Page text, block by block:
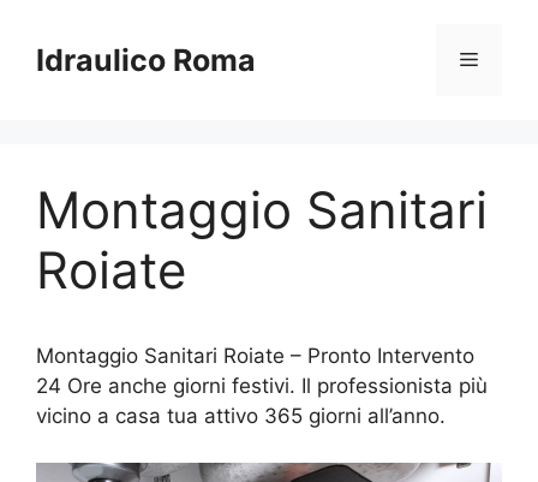
contenuto
Idraulico Roma Menu
Montaggio Sanitari
Roiate
Montaggio Sanitari Roiate – Pronto Intervento
24 Ore anche giorni festivi. Il professionista più
vicino a casa tua attivo 365 giorni all’anno.